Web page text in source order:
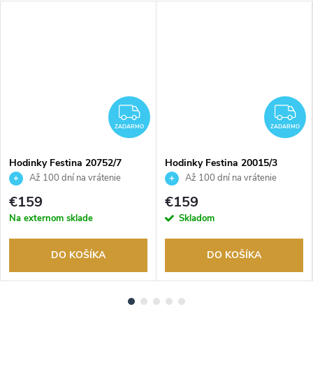
ZADARMO
ZADARMO
Hodinky Festina 20752/7
Až 100 dní na vrátenie
tovaru. Autorizovaný predajca.
€159
Na externom sklade
DO KOŠÍKA
ZADARMO
Hodinky Festina 20015/3
Až 100 dní na vrátenie
tovaru. Autorizovaný predajca.
€159
Skladom
DO KOŠÍKA